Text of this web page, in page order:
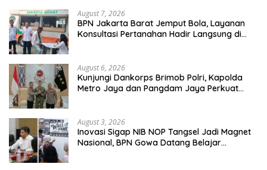
August 7, 2026
BPN Jakarta Barat Jemput Bola, Layanan
Konsultasi Pertanahan Hadir Langsung di
August 6, 2026
Kunjungi Dankorps Brimob Polri, Kapolda
Metro Jaya dan Pangdam Jaya Perkuat
August 3, 2026
Inovasi Sigap NIB NOP Tangsel Jadi Magnet
Nasional, BPN Gowa Datang Belajar